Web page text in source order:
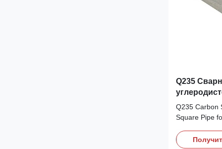
Q235
стали для
Q235 Carbon
Square Pipe
specified in